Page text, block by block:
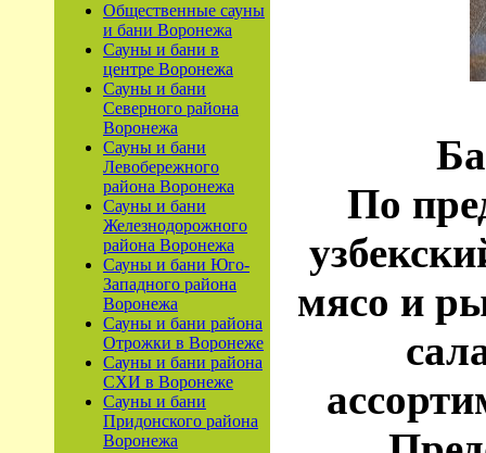
Общественные сауны
и бани Воронежа
Сауны и бани в
центре Воронежа
Сауны и бани
Северного района
Воронежа
Сауны и бани
Левобережного
района Воронежа
Сауны и бани
Железнодорожного
района Воронежа
Сауны и бани Юго-
Западного района
Воронежа
Сауны и бани района
Отрожки в Воронеже
Сауны и бани района
СХИ в Воронеже
Сауны и бани
Придонского района
Воронежа
По
мясо и